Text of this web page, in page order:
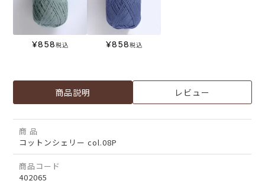
¥858税込 ¥858税込
商品説明 レビュー
商 品
コットンシェリー col.08P
商品コード
402065